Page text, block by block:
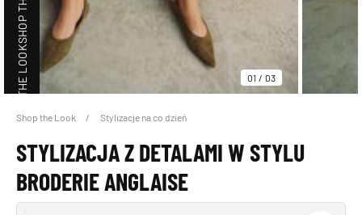
01 / 03
SHOP THE LOOK
SHOP THE LOOK
Shop the Look Stylizacje na co dzień
STYLIZACJA Z DETALAMI W STYLU
BRODERIE ANGLAISE